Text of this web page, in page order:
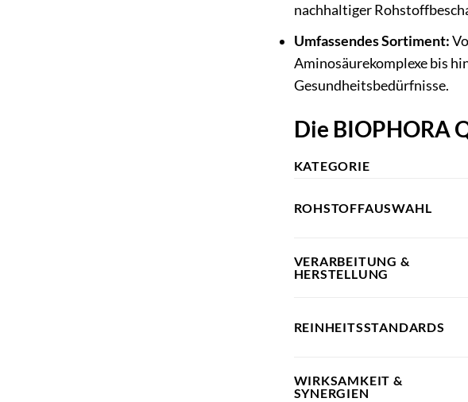
nachhaltiger
Umfassendes Sortiment:
Aminosäurekomplexe bis
Gesundheitsbedürfnisse.
Die BIOPHORA
KATEGORIE
ROHSTOFFAUSWAHL
VERARBEITUNG &
HERSTELLUNG
REINHEITSSTANDARDS
WIRKSAMKEIT &
SYNERGIEN